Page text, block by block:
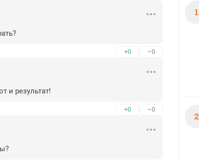
+0 –0
и результат!
+0 –0
1
2